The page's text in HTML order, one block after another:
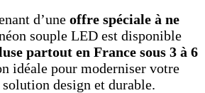
d’une offre spéciale à ne
souple LED est disponible
partout en France sous 3 à 6
idéale pour moderniser votre
design et durable.